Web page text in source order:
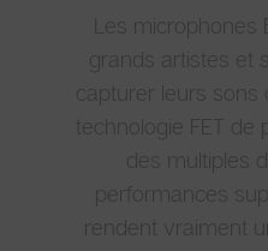
Les microphones
grands artistes et
capturer leurs sons
technologie FET de
des multiples
performances
rendent vraiment